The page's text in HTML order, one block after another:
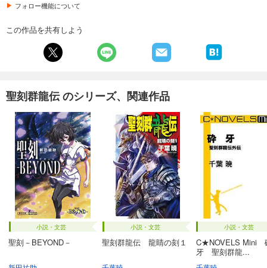
フォロー機能について
この作品を共有しよう
聖刻群龍伝 のシリーズ、関連作品
小説・文芸
聖刻－BEYOND－
小説・文芸
聖刻群龍伝 龍睛の刻１
小説・文芸
C★NOVELS Mini
牙 聖刻群龍...